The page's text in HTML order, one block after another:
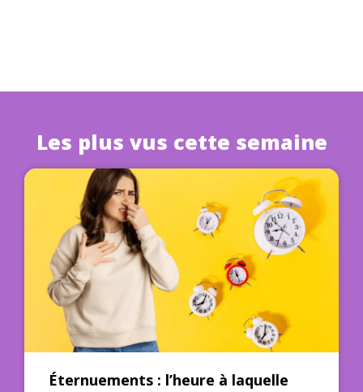
Les plus vus cette semaine
Éternuements : l’heure à laquelle